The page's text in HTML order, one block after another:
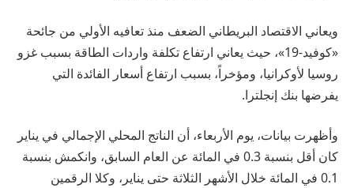
ويعاني الاقتصاد البريطاني الضعف منذ تعافيه الأولي من جائحة
«كوفيد-19»، حيث يعاني ارتفاع تكلفة واردات الطاقة بسبب غزو
روسيا لأوكرانيا، ومؤخراً، بسبب ارتفاع أسعار الفائدة التي
يفرضها بنك إنجلترا.
وأظهرت بيانات، يوم الأربعاء، أن الناتج المحلي الإجمالي في يناير
كان أقل بنسبة 0.3 في المائة عن العام السابق، وانكمش بنسبة
0.1 في المائة خلال الأشهر الثلاثة حتى يناير، وكلا الرقمين